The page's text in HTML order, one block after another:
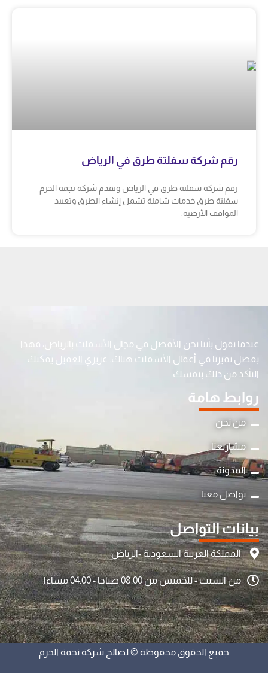
رقم شركة سفلتة طرق في الرياض
رقم شركة سفلتة طرق في الرياض وتقدم شركة نجمة الحزم
سفلتة طرق خدمات شاملة تشمل إنشاء الطرق وتعبيد
المواقف الأرضية.
عندما نقول بأننا نحن الأفضل في مجال الأسفلت بالرياض، فهذا
بفضل تميزنا في أعمال الأسفلت هناك. عزيزي العميل يمكنك
التأكد من ذلك بنفسك.
روابط هامة
من نحن
مشاريعنا
المدونة
تواصل معنا
بيانات التواصل
المملكة العربية السعودية -الرياض
من السبت - للخميس من 08:00 صباحا - 04:00 مساءا
جميع الحقوق محفوظة © لصالح شركة نجمة الحزم
a
y